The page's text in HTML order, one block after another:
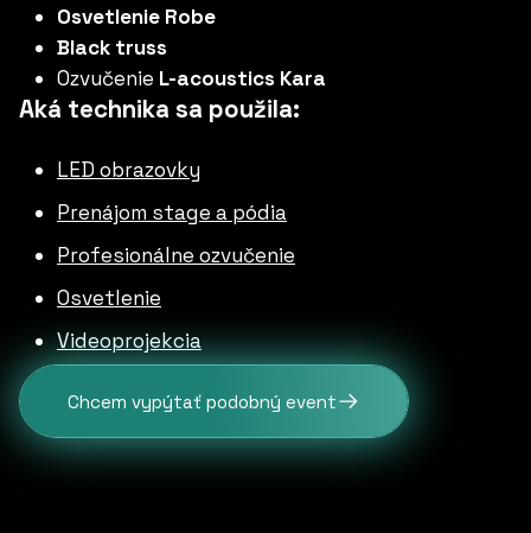
Osvetlenie Robe
Black truss
Ozvučenie L-acoustics Kara
Aká technika sa použila:
LED obrazovky
Prenájom stage a pódia
Profesionálne ozvučenie
Osvetlenie
Videoprojekcia
Chcem vypýtať podobný event